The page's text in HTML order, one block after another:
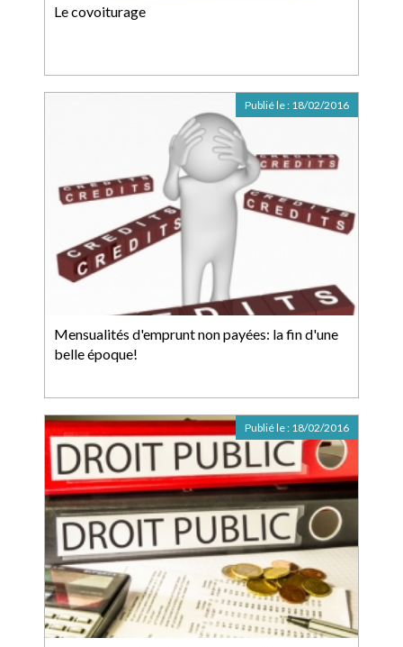
Le covoiturage
Mensualités d'emprunt non payées: la fin d'une
belle époque!
Publié le : 18/02/2016
Publié le : 18/02/2016